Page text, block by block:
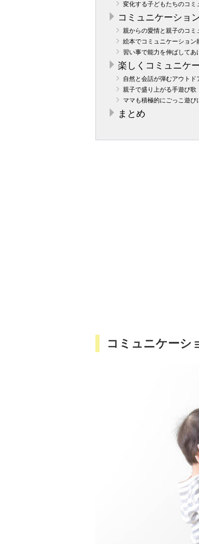
変化する子どもたちのコミ
コミュニケーショ
親からの愛情と親子のコミ
絵本でコミュニケーション
習い事で能力を伸ばしてあ
楽しくコミュニケ
自然と会話が弾むアウトド
親子で盛り上がる手遊び歌
ママも積極的にごっこ遊び
まとめ
コミュニケーシ